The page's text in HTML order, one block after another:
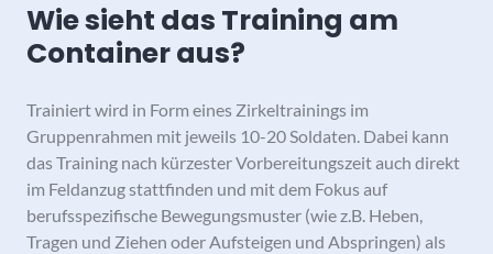
Wie sieht das Training am
Container aus?
Trainiert wird in Form eines Zirkeltrainings im
Gruppenrahmen mit jeweils 10-20 Soldaten. Dabei kann
das Training nach kürzester Vorbereitungszeit auch direkt
im Feldanzug stattfinden und mit dem Fokus auf
berufsspezifische Bewegungsmuster (wie z.B. Heben,
Tragen und Ziehen oder Aufsteigen und Abspringen) als